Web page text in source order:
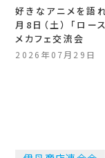
好きなアニメを語
月8日（土） 「ロー
メカフェ交流会
2026年07月29日